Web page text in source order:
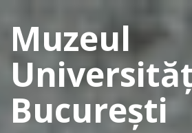
contentMuzeul
București